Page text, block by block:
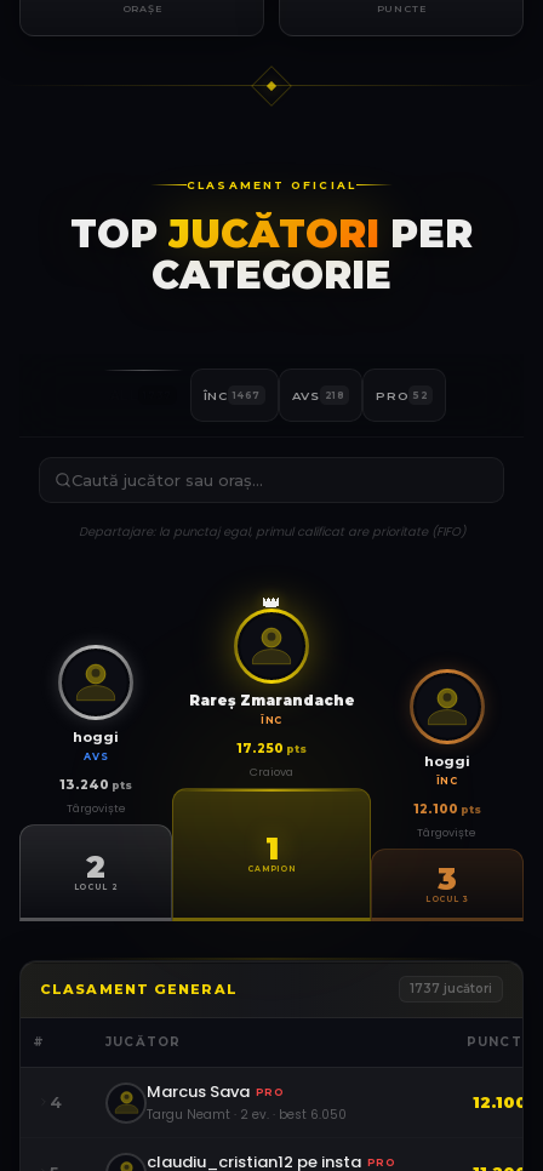
ORAȘE PUNCTE
CLASAMENT OFICIAL
TOP JUCĂTORI PER
CATEGORIE
ÎNC 1467 AVS 218 PRO 52
Departajare: la punctaj egal, primul calificat are prioritate (FIFO)
hoggi
AVS
13.240 pts
Târgoviște
2
LOCUL 2
👑
Rareş Zmarandache
ÎNC
17.250 pts
Craiova
1
CAMPION
hoggi
ÎNC
12.100 pts
Târgoviște
3
LOCUL 3
CLASAMENT GENERAL 1737 jucători
# JUCĂTOR PUNCTE
4 Marcus Sava PRO
Targu Neamt · 2 ev. · best 6.050
12.100
claudiu_cristian12 pe insta PRO